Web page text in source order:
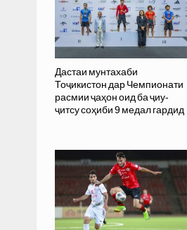
Дастаи мунтахаби
Тоҷикистон дар Чемпионати
расмии ҷаҳон оид ба ҷиу-
ҷитсу соҳиби 9 медал гардид